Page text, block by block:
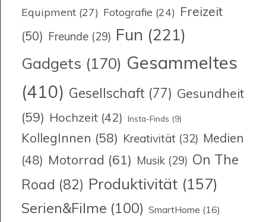
Equipment (27) Fotografie (24) Freizeit
(50) Freunde (29) Fun (221)
Gadgets (170) Gesammeltes
(410) Gesellschaft (77) Gesundheit
(59) Hochzeit (42) Insta-Finds (9)
KollegInnen (58) Kreativität (32) Medien
(48) Motorrad (61) Musik (29) On The
Road (82) Produktivität (157)
Serien&Filme (100) SmartHome (16)